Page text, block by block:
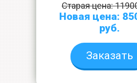
Старая цена:
Новая цена:
руб.
Заказать